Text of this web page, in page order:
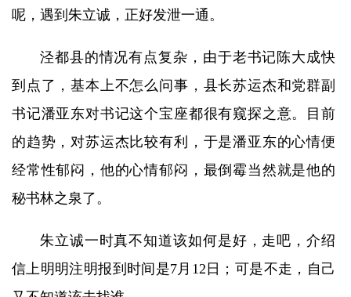
呢，遇到朱立诚，正好发泄一通。
泾都县的情况有点复杂，由于老书记陈大成快
到点了，基本上不怎么问事，县长苏运杰和党群副
书记潘亚东对书记这个宝座都很有窥探之意。目前
的趋势，对苏运杰比较有利，于是潘亚东的心情便
经常性郁闷，他的心情郁闷，最倒霉当然就是他的
秘书林之泉了。
朱立诚一时真不知道该如何是好，走吧，介绍
信上明明注明报到时间是7月12日；可是不走，自己